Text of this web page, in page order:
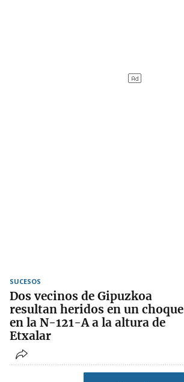
SUCESOS
Dos vecinos de Gipuzkoa
resultan heridos en un choque
en la N-121-A a la altura de
Etxalar